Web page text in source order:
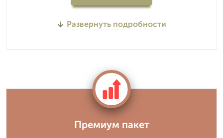
Развернуть подробности
Премиум пакет